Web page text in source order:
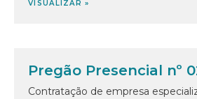
VISUALIZAR »
Pregão Presencial nº
Contratação de empresa